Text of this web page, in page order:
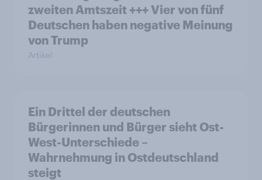
zweiten Amtszeit +++ Vier von fünf
Deutschen haben negative Meinung
von Trump
Artikel
Ein Drittel der deutschen
Bürgerinnen und Bürger sieht Ost-
West-Unterschiede –
Wahrnehmung in Ostdeutschland
steigt